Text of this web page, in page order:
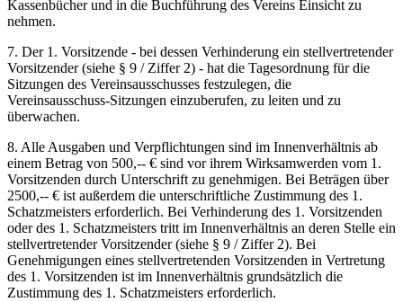
Kassenbücher und in die Buchführung des Vereins Einsicht zu
nehmen.
7. Der 1. Vorsitzende - bei dessen Verhinderung ein stellvertretender
Vorsitzender (siehe § 9 / Ziffer 2) - hat die Tagesordnung für die
Sitzungen des Vereinsausschusses festzulegen, die
Vereinsausschuss-Sitzungen einzuberufen, zu leiten und zu
überwachen.
8. Alle Ausgaben und Verpflichtungen sind im Innenverhältnis ab
einem Betrag von 500,-- € sind vor ihrem Wirksamwerden vom 1.
Vorsitzenden durch Unterschrift zu genehmigen. Bei Beträgen über
2500,-- € ist außerdem die unterschriftliche Zustimmung des 1.
Schatzmeisters erforderlich. Bei Verhinderung des 1. Vorsitzenden
oder des 1. Schatzmeisters tritt im Innenverhältnis an deren Stelle ein
stellvertretender Vorsitzender (siehe § 9 / Ziffer 2). Bei
Genehmigungen eines stellvertretenden Vorsitzenden in Vertretung
des 1. Vorsitzenden ist im Innenverhältnis grundsätzlich die
Zustimmung des 1. Schatzmeisters erforderlich.